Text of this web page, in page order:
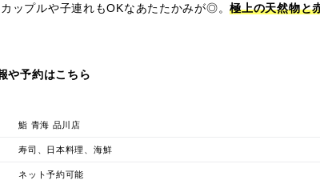
ップルや子連れもOKなあたたかみが◎。極上の天然物と
や予約はこちら
鮨 青海 品川店
寿司、日本料理、海鮮
ネット予約可能